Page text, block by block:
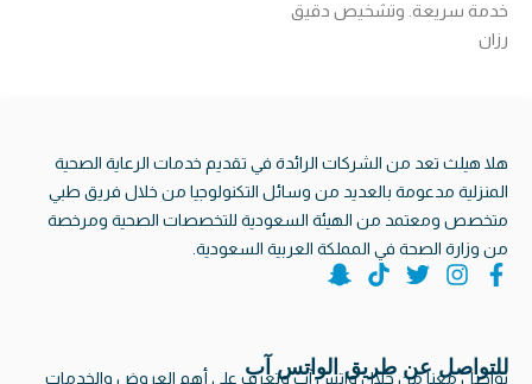
خدمة سريعة. وتشخيص دقيق
رزان
هلا هيلث تعد من الشركات الرائدة في تقديم خدمات الرعاية الصحية
المنزلية مدعومة بالعديد من وسائل التكنولوجيا من خلال فريق طبي
متخصص ومعتمد من الهيئة السعودية للتخصصات الصحية ومرخصة
من وزارة الصحة في المملكة العربية السعودية.
F
b
I
a
T
t
T
o
S
c
للتواصل عن طريق الواتس آب
تواصل معنا من خلال واتس آب وتعرف على أهم العروض والخدمات